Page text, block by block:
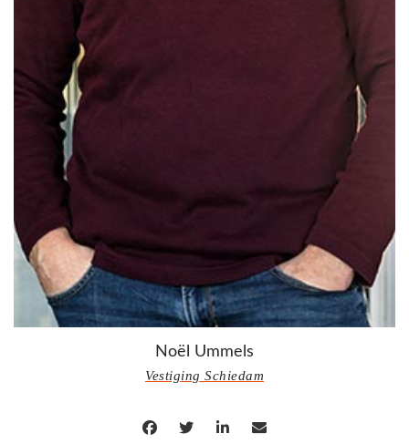
Noël Ummels
Vestiging Schiedam